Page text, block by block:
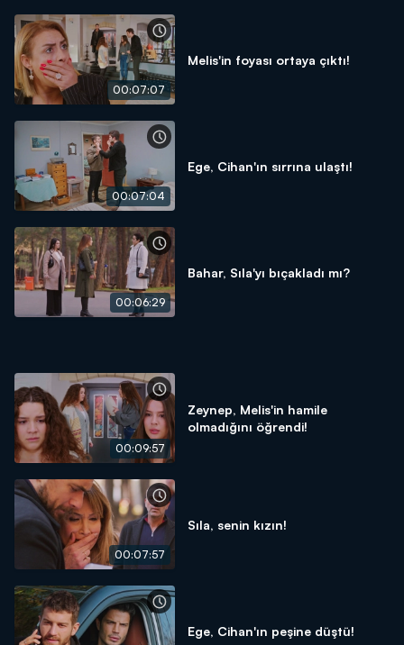
00:07:07
Melis'in foyası ortaya çıktı!
00:07:04
Ege, Cihan'ın sırrına ulaştı!
00:06:29
Bahar, Sıla'yı bıçakladı mı?
00:09:57
Zeynep, Melis'in hamile
olmadığını öğrendi!
00:07:57
Sıla, senin kızın!
Ege, Cihan'ın peşine düştü!